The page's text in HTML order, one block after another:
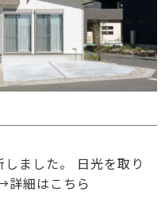
しました。 日光を取り
詳細はこちら